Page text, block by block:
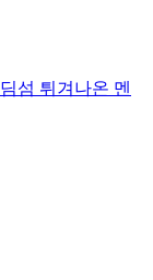
섬 튀겨나온 멘